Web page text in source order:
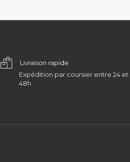
Livraison rapide
Expédition par coursier entre 24 et
48h